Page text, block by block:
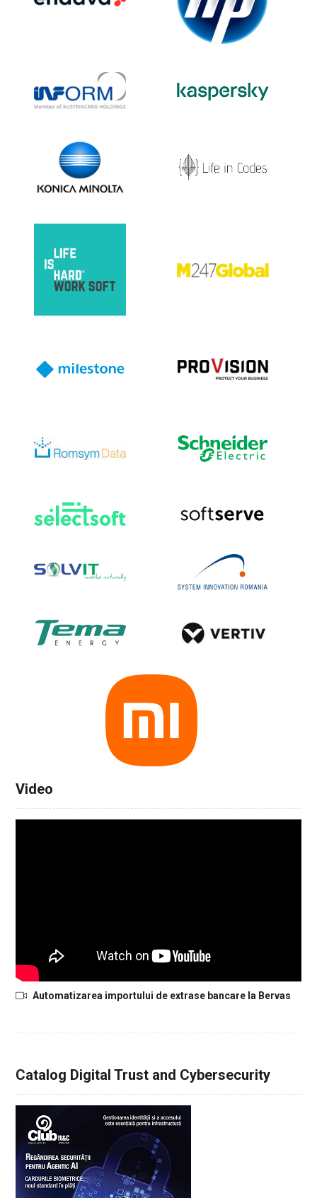
Video
Automatizarea importului de extrase bancare la Bervas
Catalog Digital Trust and Cybersecurity